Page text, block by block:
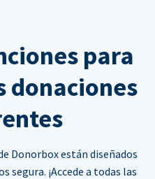
para
donaciones
Donorbox están diseñados
segura. ¡Accede a todas las